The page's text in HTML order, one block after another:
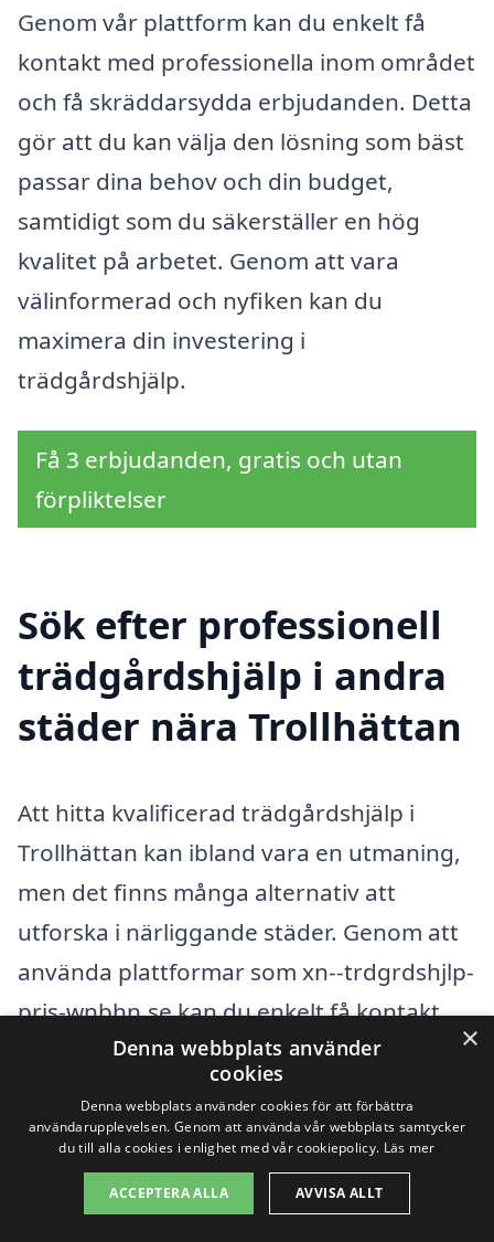
Genom vår plattform kan du enkelt få
kontakt med professionella inom området
och få skräddarsydda erbjudanden. Detta
gör att du kan välja den lösning som bäst
passar dina behov och din budget,
samtidigt som du säkerställer en hög
kvalitet på arbetet. Genom att vara
välinformerad och nyfiken kan du
maximera din investering i
trädgårdshjälp.
Få 3 erbjudanden, gratis och utan
förpliktelser
Sök efter professionell
trädgårdshjälp i andra
städer nära Trollhättan
Att hitta kvalificerad trädgårdshjälp i
Trollhättan kan ibland vara en utmaning,
men det finns många alternativ att
utforska i närliggande städer. Genom att
använda plattformar som xn--trdgrdshjlp-
pris-wnbhn.se kan du enkelt få kontakt
med lokala företag som erbjuder
trädgårdstjänster. Detta ger dig inte bara
möjlighet att få professionell hjälp, utan
också att jämföra priser och tjänster från
olika leverantörer.
×
Denna webbplats använder
cookies
Denna webbplats använder cookies för att förbättra
användarupplevelsen. Genom att använda vår webbplats samtycker
du till alla cookies i enlighet med vår cookiepolicy. Läs mer
ACCEPTERA ALLA AVVISA ALLT